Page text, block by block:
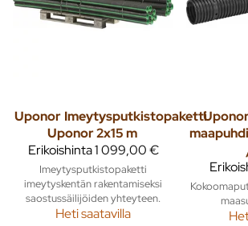
Uponor Imeytysputkistopaketti
Uponor 2x15 m
Erikoishinta1 099,00 €
Imeytysputkistopaketti
imeytyskentän rakentamiseksi
saostussäilijöiden yhteyteen.
Heti saatavilla